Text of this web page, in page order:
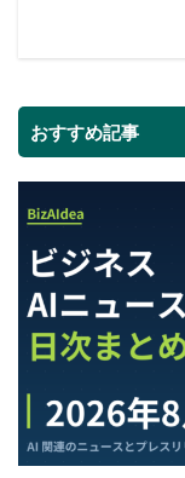
おすすめ記事